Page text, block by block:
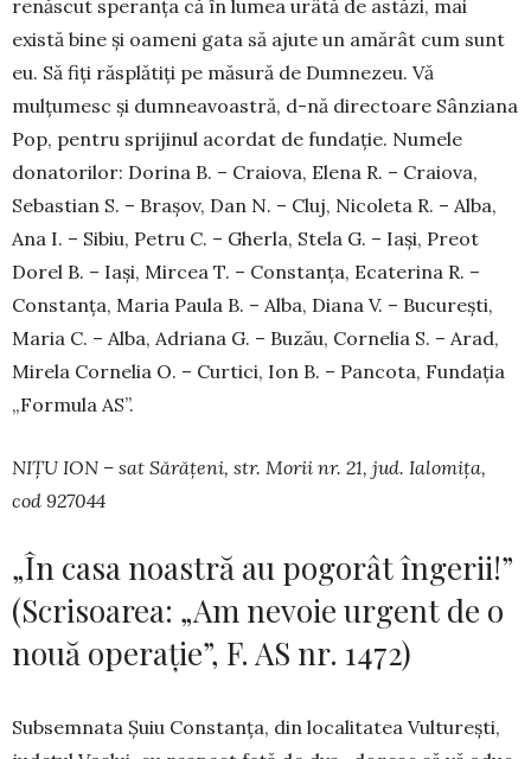
renăscut speranța că în lumea urâtă de astăzi, mai
există bine și oameni gata să ajute un amărât cum sunt
eu. Să fiți răsplătiți pe măsură de Dumnezeu. Vă
mulțumesc și dumneavoastră, d-nă directoare Sânziana
Pop, pentru sprijinul acordat de fundație. Numele
donatorilor: Do­rina B. – Craiova, Elena R. – Craiova,
Sebastian S. – Bra­­șov, Dan N. – Cluj, Nicoleta R. – Alba,
Ana I. – Sibiu, Petru C. – Gher­­la, Stela G. – Iași, Preot
Dorel B. – Iași, Mircea T. – Cons­­tanța, Ecaterina R. –
Constanța, Maria Paula B. – Alba, Diana V. – București,
Maria C. – Alba, Adriana G. – Buzău, Cornelia S. – Arad,
Mirela Cornelia O. – Curtici, Ion B. – Pancota, Fundația
„Formula AS”.
NIȚU ION – sat Sărățeni, str. Morii nr. 21, jud. Ialomița,
cod 927044
„În casa noastră au pogorât îngerii!”
(Scrisoarea: „Am nevoie urgent de o
nouă operație”, F. AS nr. 1472)
Subsemnata Șuiu Constanța, din localitatea Vultu­rești,